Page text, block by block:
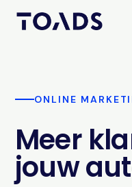
ONLINE
Meer
jouw